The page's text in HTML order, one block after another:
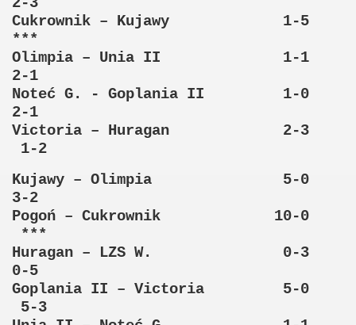
Cukrownik – Kujawy 1-5
***
Olimpia – Unia II 1-1
2-1
Noteć G. - Goplania II 1-0
2-1
Victoria – Huragan 2-3
1-2
Kujawy – Olimpia 5-0
3-2
Pogoń – Cukrownik 10-0
***
Huragan – LZS W. 0-3
0-5
Goplania II – Victoria 5-0
5-3